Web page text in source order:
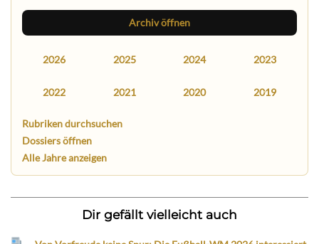
Archiv öffnen
2026 2025 2024 2023
2022 2021 2020 2019
Rubriken durchsuchen
Dossiers öffnen
Alle Jahre anzeigen
Dir gefällt vielleicht auch